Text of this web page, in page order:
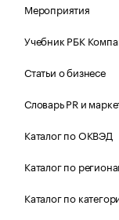
Мероприятия
Учебник РБК
Статьи о бизнесе
Словарь PR и
Каталог по ОКВЭД
Каталог по
Каталог по